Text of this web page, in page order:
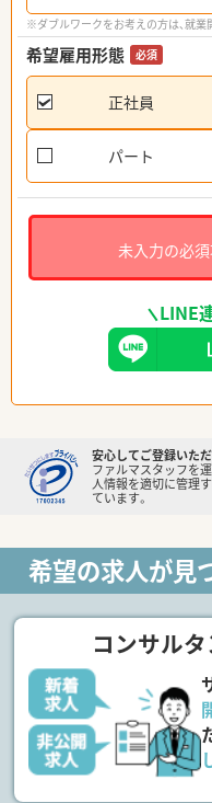
※ダブルワークをお考えの方は、就
希望雇用形態 必須
正社員
パート
未入力の必
LINE
安心してご登録いた
ファルマスタッフを運
人情報を適切に管理
ています。
希望の求人が見
コンサル